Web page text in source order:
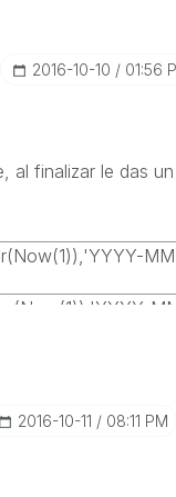
‎2016-10-10 01:56
al finalizar le das
‎2016-10-11 08:11 PM